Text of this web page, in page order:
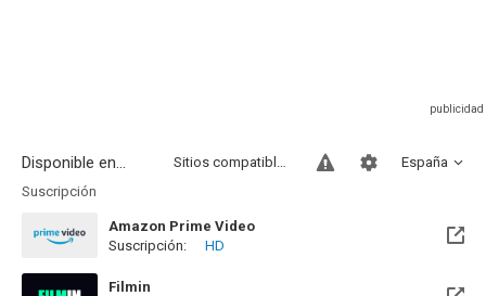
Disponible en... España
Sitios compatibles
Suscripción
Amazon Prime Video
Suscripción:
HD
Filmin